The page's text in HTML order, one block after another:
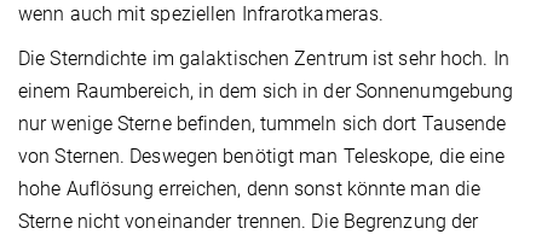
wenn auch mit speziellen Infrarotkameras.
Die Sterndichte im galaktischen Zentrum ist sehr hoch. In
einem Raumbereich, in dem sich in der Sonnenumgebung
nur wenige Sterne befinden, tummeln sich dort Tausende
von Sternen. Deswegen benötigt man Teleskope, die eine
hohe Auflösung erreichen, denn sonst könnte man die
Sterne nicht voneinander trennen. Die Begrenzung der